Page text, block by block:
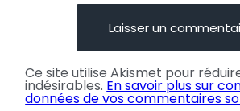
Ce site utilise Akismet pour
indésirables. En savoir plus sur
données de vos commentaires